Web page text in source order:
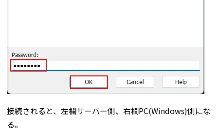
接続されると、左欄サーバー側、右欄PC(Windows)側にな
る。